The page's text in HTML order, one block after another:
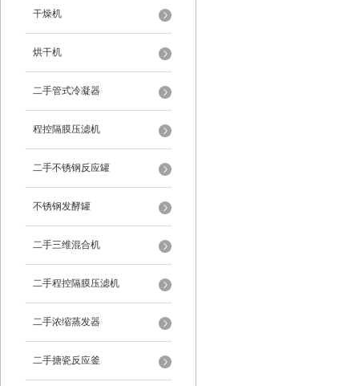
干燥机
烘干机
二手管式冷凝器
程控隔膜压滤机
二手不锈钢反应罐
不锈钢发酵罐
二手三维混合机
二手程控隔膜压滤机
二手浓缩蒸发器
二手搪瓷反应釜